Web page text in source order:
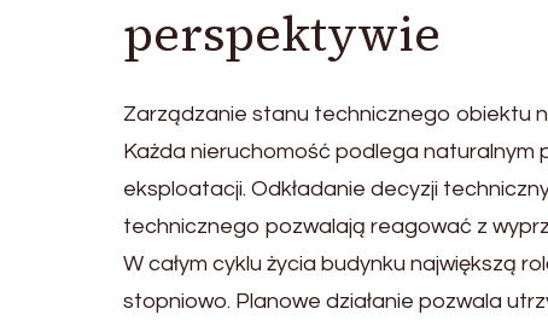
perspektywie
Zarządzanie stanu technicznego obiektu
Każda nieruchomość podlega naturalnym
eksploatacji. Odkładanie decyzji
technicznego pozwalają reagować z
W całym cyklu życia budynku największą
stopniowo. Planowe działanie pozwala